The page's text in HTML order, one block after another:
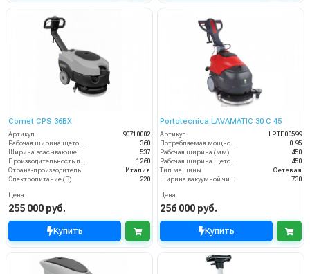
Comet CPS 36BX
Артикул
90710002
Рабочая ширина щеток (мм)
360
Ширина всасывающей балки (мм)
537
Производительность по площади (м2/ч)
1260
Страна-производитель
Италия
Электропитание (В)
220
Цена
255 000 руб.
Купить
Portotecnica LAVAMATIC 30 С 45
Артикул
LPTE00599
Потребляемая мощность (кВт)
0.95
Рабочая ширина (мм)
450
Рабочая ширина щеток (мм)
450
Тип машины
Сетевая
Ширина вакуумной чистки (мм)
730
Цена
256 000 руб.
Купить